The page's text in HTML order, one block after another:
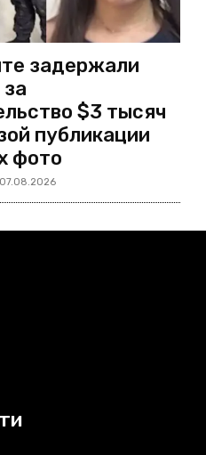
задержали
$3 тысяч
публикации
фото
07.08.2026